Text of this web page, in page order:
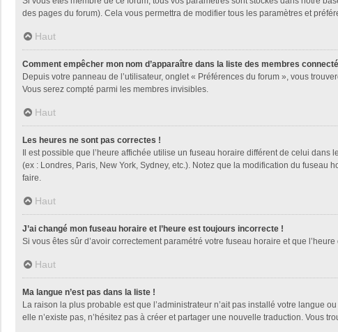
des pages du forum). Cela vous permettra de modifier tous les paramètres et
Haut
Comment empêcher mon nom d’apparaître dans la liste des membres
Depuis votre panneau de l’utilisateur, onglet « Préférences du forum », vous
Vous serez compté parmi les membres invisibles.
Haut
Les heures ne sont pas correctes !
Il est possible que l’heure affichée utilise un fuseau horaire différent de celui dans
(ex : Londres, Paris, New York, Sydney, etc.). Notez que la modification du fuseau
faire.
Haut
J’ai changé mon fuseau horaire et l’heure est toujours incorrecte !
Si vous êtes sûr d’avoir correctement paramétré votre fuseau horaire et que
Haut
Ma langue n’est pas dans la liste !
La raison la plus probable est que l’administrateur n’ait pas installé votre langue
elle n’existe pas, n’hésitez pas à créer et partager une nouvelle traduction. Vous